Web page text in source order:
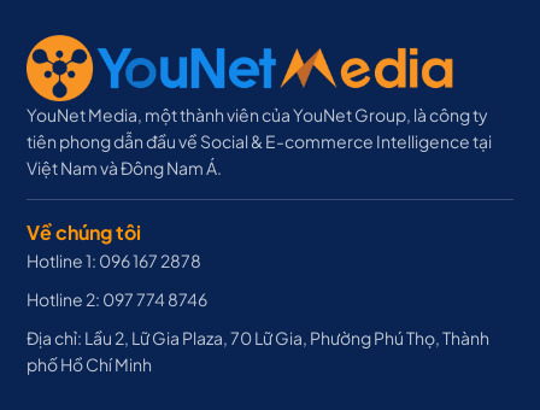
YouNet Media, một thành viên của YouNet Group, là công ty
tiên phong dẫn đầu về Social & E-commerce Intelligence tại
Việt Nam và Đông Nam Á.
Về chúng tôi
Hotline 1: 096 167 2878
Hotline 2: 097 774 8746
Địa chỉ: Lầu 2, Lữ Gia Plaza, 70 Lữ Gia, Phường Phú Thọ, Thành
phố Hồ Chí Minh